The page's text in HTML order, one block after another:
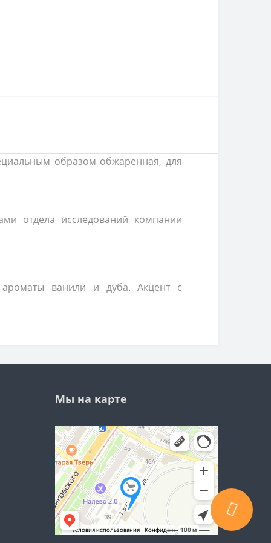
образом обжаренная, для
отдела исследований компании
ванили и дуба. Акцент с
Мы на карте